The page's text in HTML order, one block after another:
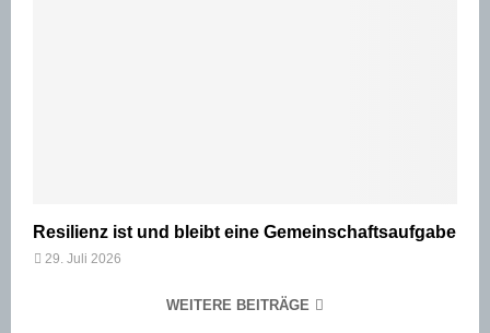
Resilienz ist und bleibt eine Gemeinschaftsaufgabe
29. Juli 2026
WEITERE BEITRÄGE